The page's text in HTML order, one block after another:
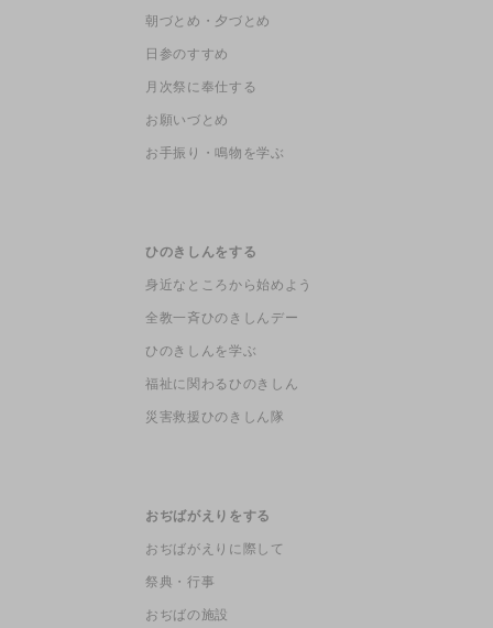
朝づとめ・夕づとめ
日参のすすめ
月次祭に奉仕する
お願いづとめ
お手振り・鳴物を学ぶ
ひのきしんをする
身近なところから始めよう
全教一斉ひのきしんデー
ひのきしんを学ぶ
福祉に関わるひのきしん
災害救援ひのきしん隊
おぢばがえりをする
おぢばがえりに際して
祭典・行事
おぢばの施設